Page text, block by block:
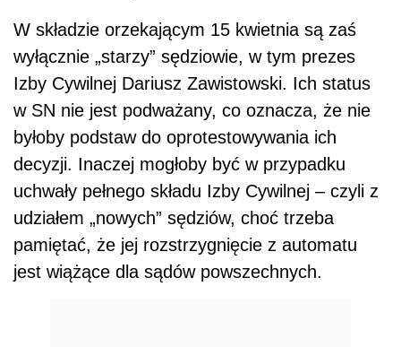
W składzie orzekającym 15 kwietnia są zaś
wyłącznie „starzy” sędziowie, w tym prezes
Izby Cywilnej Dariusz Zawistowski. Ich status
w SN nie jest podważany, co oznacza, że nie
byłoby podstaw do oprotestowywania ich
decyzji. Inaczej mogłoby być w przypadku
uchwały pełnego składu Izby Cywilnej – czyli z
udziałem „nowych” sędziów, choć trzeba
pamiętać, że jej rozstrzygnięcie z automatu
jest wiążące dla sądów powszechnych.